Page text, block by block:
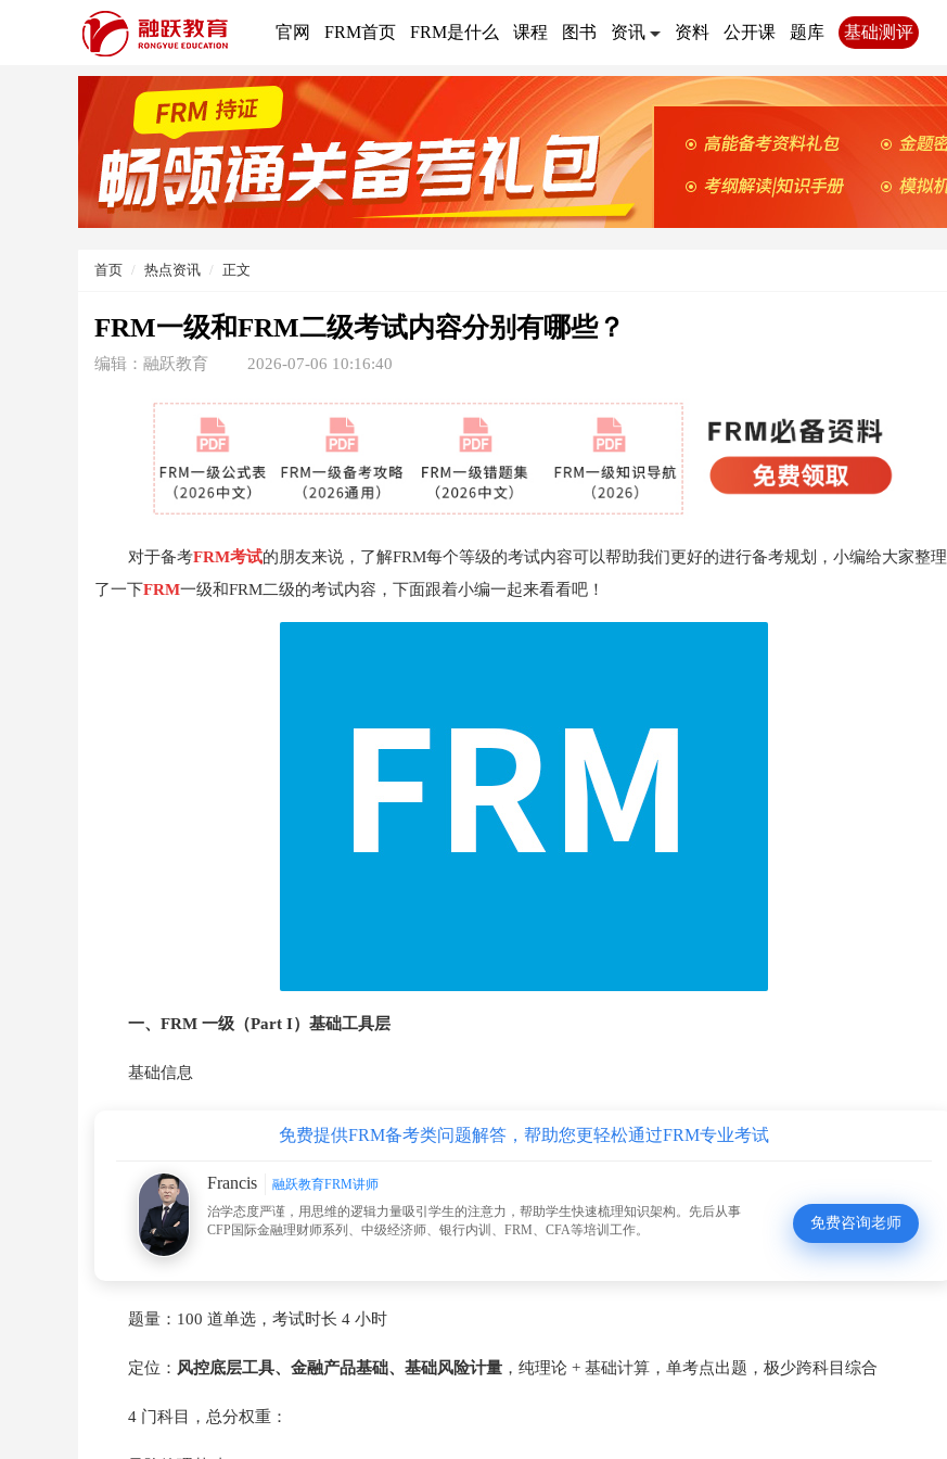
官网 FRM首页 FRM是什么 课程 图书 资讯 资料 公开课 题库 基础测评
首页 热点资讯 正文
FRM一级和FRM二级考试内容分别有哪些？
编辑：融跃教育 2026-07-06 10:16:40
对于备考FRM考试的朋友来说，了解FRM每个等级的考试内容可以帮助我们更好的进行备考规划，小编给大家整理
了一下FRM一级和FRM二级的考试内容，下面跟着小编一起来看看吧！
一、FRM 一级（Part I）基础工具层
基础信息
免费提供FRM备考类问题解答，帮助您更轻松通过FRM专业考试
Francis
融跃教育FRM讲师
治学态度严谨，用思维的逻辑力量吸引学生的注意力，帮助学生快速梳理知识架构。先后从事
CFP国际金融理财师系列、中级经济师、银行内训、FRM、CFA等培训工作。
免费咨询老师
题量：100 道单选，考试时长 4 小时
定位： 风控底层工具、金融产品基础、基础风险计量，纯理论 + 基础计算，单考点出题，极少跨科目综合
4 门科目，总分权重：